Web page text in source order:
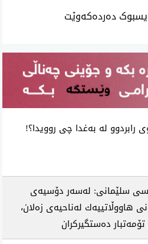
دەردەکەوێت
رابردوو له‌ به‌غدا چی‌ روویدا؟!
سلێمانی: له‌سه‌ر دۆسیه‌ی
هاووڵاتییه‌ك له‌ناحیه‌ی زه‌لان،
ده‌ستگیركران